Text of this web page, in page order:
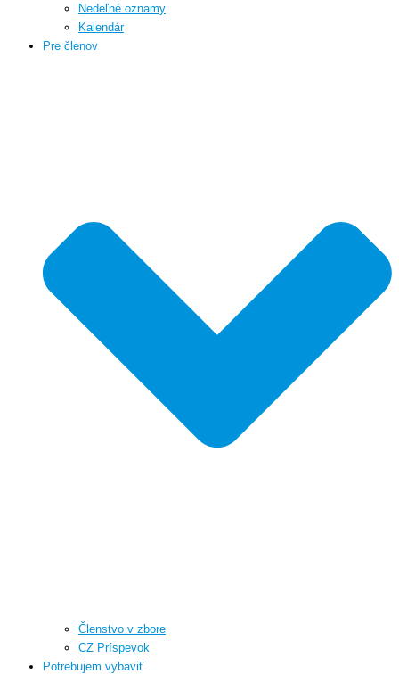
Nedeľné oznamy
Kalendár
Pre členov
Členstvo v zbore
CZ Príspevok
Potrebujem vybaviť